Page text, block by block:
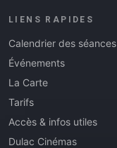
LIENS RAPIDES
Calendrier des séances
Événements
La Carte
Tarifs
Accès & infos utiles
Dulac Cinémas